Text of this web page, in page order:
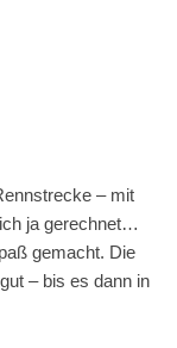
– mit
ja gerechnet…
gemacht. Die
– bis es dann in